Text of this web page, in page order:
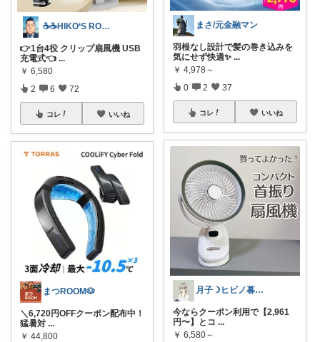
☕☕HIKO‘S ROOM☕☕
👉1台4役 クリップ扇風機 USB
充電式👈 ...
￥ 6,580
2 6 72
コレ いいね
まつROOM🐶
＼6,720円OFFクーポン配布中！
猛暑対 ...
￥ 44,800
まさ/元金融マン
羽根なし設計で髪の巻き込みを
気にせず快適✨ ...
￥ 4,978～
0 2 37
コレ いいね
月子☽ヒビノ暮らしレシピ
今ならクーポン利用で【2,961
円〜】とコ ...
￥ 6,580～